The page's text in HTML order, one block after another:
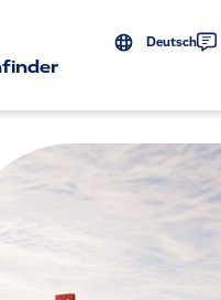
Deutsch